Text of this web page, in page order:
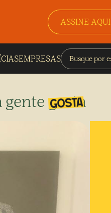
ASSINE AQUI
EMPRESAS
gente gosta